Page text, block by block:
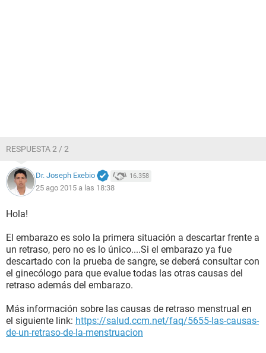
RESPUESTA 2 / 2
Dr. Joseph Exebio 16.358
25 ago 2015 a las 18:38
Hola!
El embarazo es solo la primera situación a descartar frente a
un retraso, pero no es lo único....Si el embarazo ya fue
descartado con la prueba de sangre, se deberá consultar con
el ginecólogo para que evalue todas las otras causas del
retraso además del embarazo.
Más información sobre las causas de retraso menstrual en
el siguiente link: https://salud.ccm.net/faq/5655-las-causas-
de-un-retraso-de-la-menstruacion